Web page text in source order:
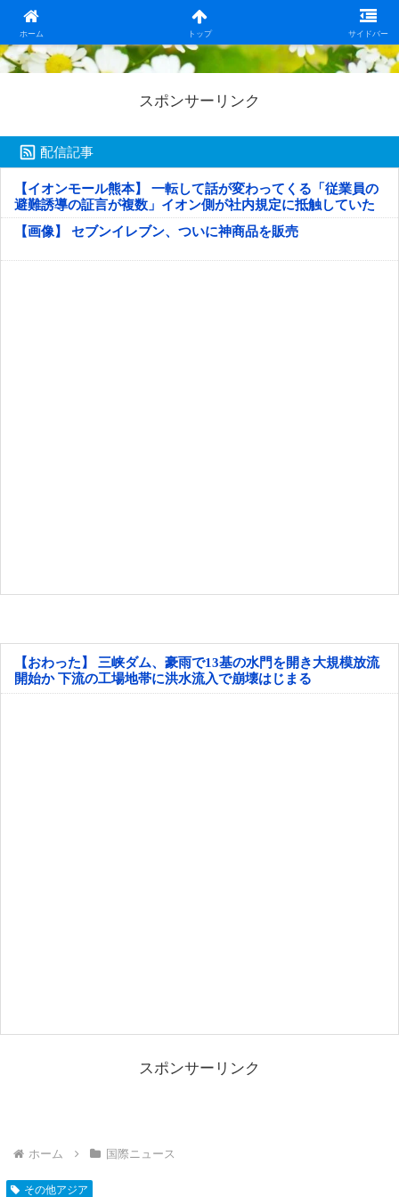
ホーム トップ サイドバー
日本第一！ニュース録
スポンサーリンク
配信記事
【イオンモール熊本】 一転して話が変わってくる「従業員の
避難誘導の証言が複数」イオン側が社内規定に抵触していた
疑い
【画像】 セブンイレブン、ついに神商品を販売
【おわった】 三峡ダム、豪雨で13基の水門を開き大規模放流
開始か 下流の工場地帯に洪水流入で崩壊はじまる
スポンサーリンク
ホーム 国際ニュース
その他アジア